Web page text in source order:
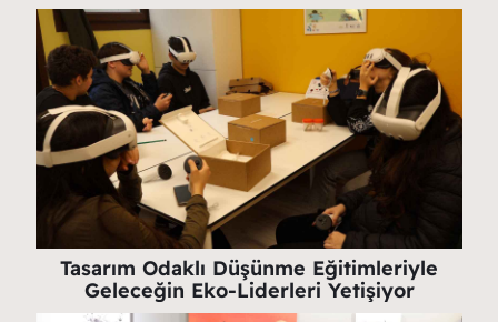
Tasarım Odaklı Düşünme Eğitimleriyle
Geleceğin Eko-Liderleri Yetişiyor